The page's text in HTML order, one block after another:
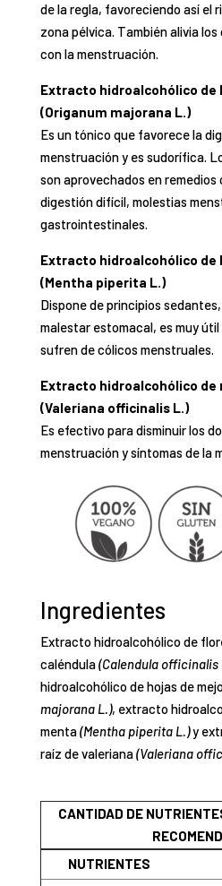
de la regla, favoreciendo así el
zona pélvica. También alivia
con la menstruación.
Extracto hidroalcohólico de
(Origanum majorana L.)
Es un tónico que favorece la
menstruación y es sudorífica.
son aprovechados en remedios
digestión difícil, molestias
gastrointestinales.
Extracto hidroalcohólico de
(Mentha piperita L.)
Dispone deprincipios sedantes
malestar estomacal, es muy
sufren de cólicos menstruales.
Extracto hidroalcohólico de
(Valeriana officinalis L.)
Es efectivo paradisminuir los
menstruación y síntomas de la
Ingredientes
Extracto hidroalcohólico de
caléndula(Calendula officinalis
hidroalcohólico de hojas de
majorana L.), extracto
menta(Mentha piperita L.)y
raíz de valeriana(Valeriana
CANTIDAD DE
NUTRIENTES